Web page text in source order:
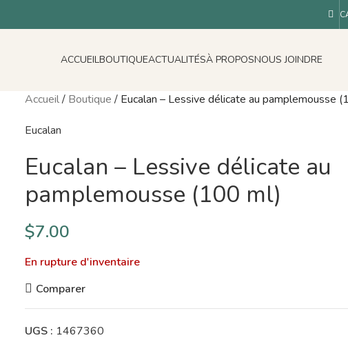
ACCUEILBOUTIQUEACTUALITÉSÀ PROPOSNOUS JOINDRE
Accueil/ Boutique / Eucalan – Lessive délicate au pamplemousse
Eucalan
Eucalan – Lessive délicate au
pamplemousse (100 ml)
$7.00
En rupture d'inventaire
Comparer
UGS : 1467360